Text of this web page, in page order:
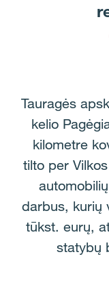
Tauragės
kelio
kilometre
tilto per
darbus, kurių
tūkst. eurų,
statybų